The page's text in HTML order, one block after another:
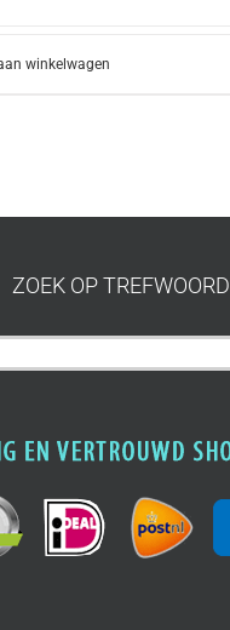
winkelwagen
ZOEK OP TREFWOORD